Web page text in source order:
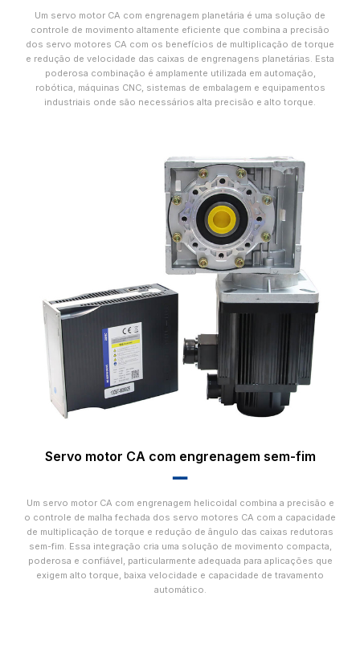
Um servo motor CA com engrenagem planetária é uma solução de
controle de movimento altamente eficiente que combina a precisão
dos servo motores CA com os benefícios de multiplicação de torque
e redução de velocidade das caixas de engrenagens planetárias. Esta
poderosa combinação é amplamente utilizada em automação,
robótica, máquinas CNC, sistemas de embalagem e equipamentos
industriais onde são necessários alta precisão e alto torque.
Servo motor CA com engrenagem sem-fim
▂▂
Um servo motor CA com engrenagem helicoidal combina a precisão e
o controle de malha fechada dos servo motores CA com a capacidade
de multiplicação de torque e redução de ângulo das caixas redutoras
sem-fim. Essa integração cria uma solução de movimento compacta,
poderosa e confiável, particularmente adequada para aplicações que
exigem alto torque, baixa velocidade e capacidade de travamento
automático.